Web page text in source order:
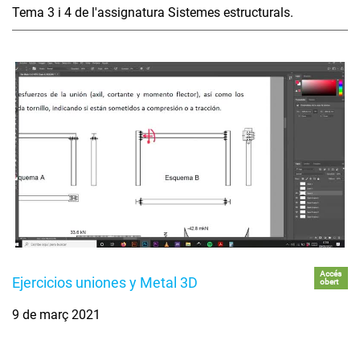
Tema 3 i 4 de l'assignatura Sistemes estructurals.
Ejercicios uniones y Metal 3D
Accés
obert
9 de març 2021